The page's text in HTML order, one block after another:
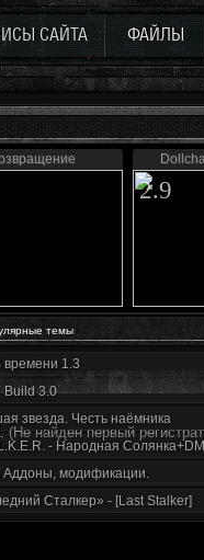
САЙТА ФАЙЛЫ
2.9
темы
сюжет | Разбор трейлера
времени 1.3
3.0
звезда. Честь наёмника
- Народная
Аддоны, модификации.
Сталкер» - [Last Stalker]
(Не найден первый